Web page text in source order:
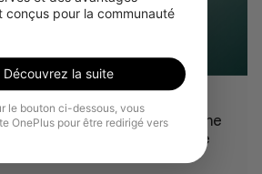
Open Will Be Among the
Android™ 15 Beta 1 Update
conçus pour la communauté
Découvrez la suite
le bouton ci-dessous, vous
OnePlus pour être redirigé vers